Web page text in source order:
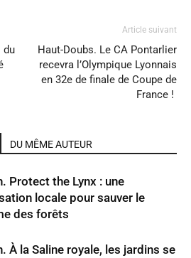
du
Article suivant
Haut-Doubs. Le CA Pontarlier
recevra l’Olympique Lyonnais
en 32e de finale de Coupe de
France !
DU MÊME AUTEUR
Protect the Lynx : une
locale pour sauver le
des forêts
À la Saline royale, les jardins se